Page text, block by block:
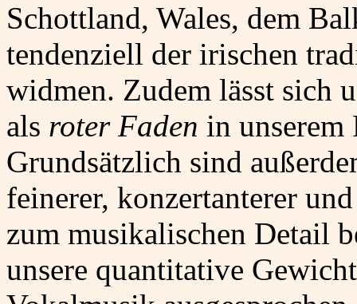
Schottland, Wales, dem
tendenziell der irischen
widmen. Zudem lässt sich
als roter Faden in unserem
Grundsätzlich sind
feinerer, konzertanterer
zum musikalischen Detail
unsere quantitative